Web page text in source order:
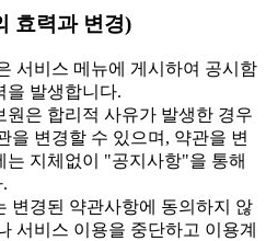
효력과 변경)
서비스 메뉴에 게시하여 공시함
을 발생합니다.
은 합리적 사유가 발생한 경우
을 변경할 수 있으며, 약관을 변
는 지체없이 "공지사항"을 통해
변경된 약관사항에 동의하지 않
서비스 이용을 중단하고 이용계